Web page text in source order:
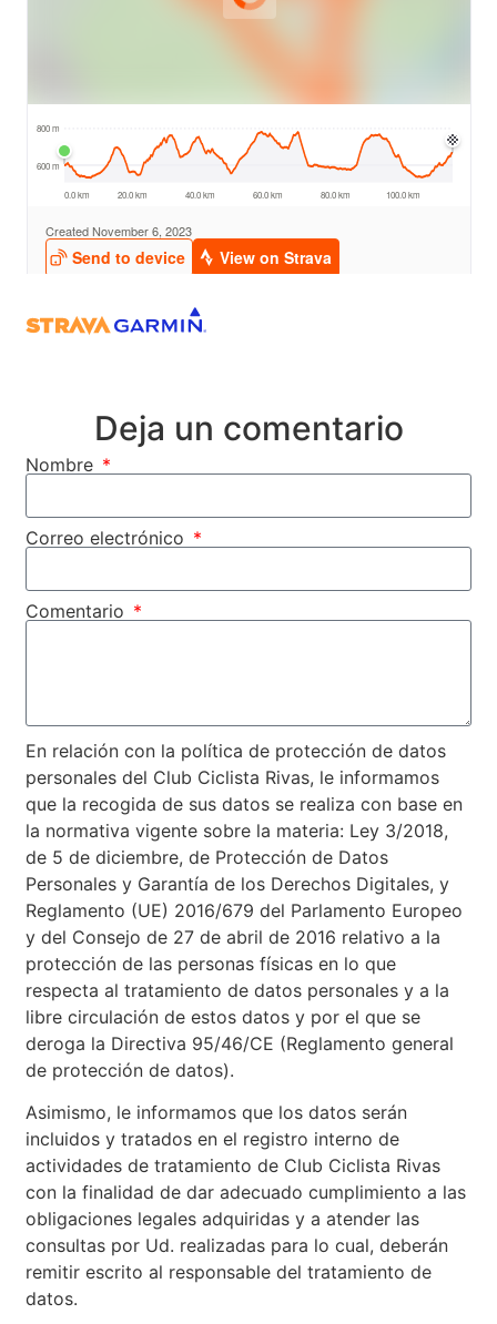
Deja un comentario
Nombre
Correo electrónico
Comentario
En relación con la política de protección de datos
personales del Club Ciclista Rivas, le informamos
que la recogida de sus datos se realiza con base en
la normativa vigente sobre la materia: Ley 3/2018,
de 5 de diciembre, de Protección de Datos
Personales y Garantía de los Derechos Digitales, y
Reglamento (UE) 2016/679 del Parlamento Europeo
y del Consejo de 27 de abril de 2016 relativo a la
protección de las personas físicas en lo que
respecta al tratamiento de datos personales y a la
libre circulación de estos datos y por el que se
deroga la Directiva 95/46/CE (Reglamento general
de protección de datos).
Asimismo, le informamos que los datos serán
incluidos y tratados en el registro interno de
actividades de tratamiento de Club Ciclista Rivas
con la finalidad de dar adecuado cumplimiento a las
obligaciones legales adquiridas y a atender las
consultas por Ud. realizadas para lo cual, deberán
remitir escrito al responsable del tratamiento de
datos.